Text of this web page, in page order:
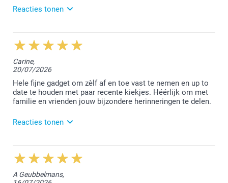
Nog een prettige dag!
Reacties tonen
28/07/2026
13:36
Hallo Nicole,
Wat een leuke reactie dat je ons stuurt :-) Geniet van
al deze mooie fotomomenten in het kleine doosje.
Hartelijke groet!
Nathalie @smartphoto
Carine,
20/07/2026
Hele fijne gadget om zèlf af en toe vast te nemen en up to
date te houden met paar recente kiekjes. Héérlijk om met
familie en vrienden jouw bijzondere herinneringen te delen.
Reacties tonen
23/07/2026
14:37
Beste Carine,
A Geubbelmans,